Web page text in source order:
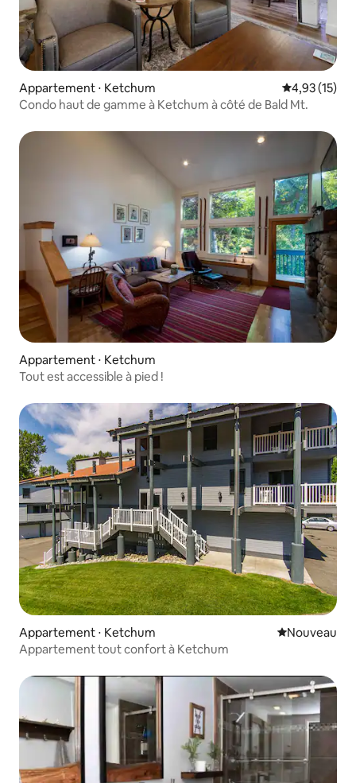
Appartement ⋅ Ketchum Évaluation
4,93 (15)
Condo haut de gamme à Ketchum à côté de Bald Mt.
Appartement ⋅ Ketchum
Tout est accessible à pied !
Appartement ⋅ Ketchum Nouvel
Nouveau
Appartement tout confort à Ketchum